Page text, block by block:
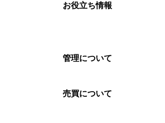
お役立ち情報
管理について
売買について